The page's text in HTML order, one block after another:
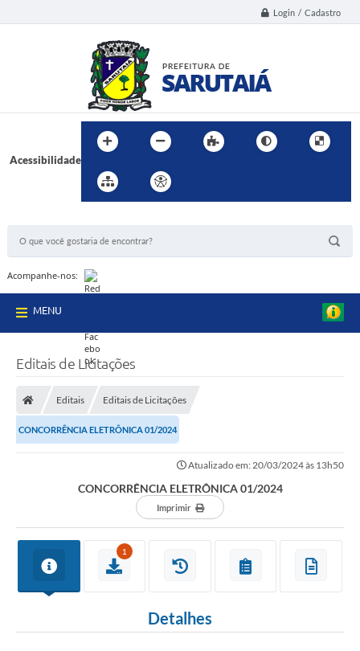
Login / Cadastro
Acessibilidade
Acompanhe-nos:
MENU
Editais de Licitações
Editais Editais de Licitações
CONCORRÊNCIA ELETRÔNICA 01/2024
Atualizado em: 20/03/2024 às 13h50
CONCORRÊNCIA ELETRÔNICA 01/2024
Imprimir
1
Detalhes